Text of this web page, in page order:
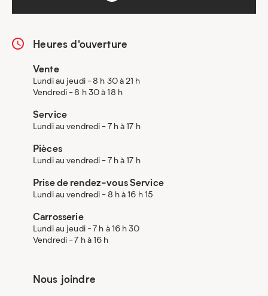
Heures d'ouverture
Vente
Lundi au jeudi - 8 h 30 à 21 h
Vendredi - 8 h 30 à 18 h
Service
Lundi au vendredi - 7 h à 17 h
Pièces
Lundi au vendredi - 7 h à 17 h
Prise de rendez-vous Service
Lundi au vendredi - 8 h à 16 h 15
Carrosserie
Lundi au jeudi - 7 h à 16 h 30
Vendredi - 7 h à 16 h
Nous joindre